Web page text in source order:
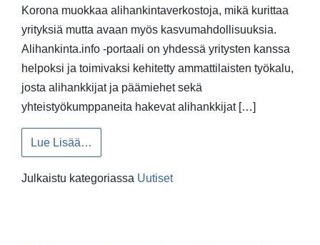
Korona muokkaa alihankintaverkostoja, mikä kurittaa
yrityksiä mutta avaan myös kasvumahdollisuuksia.
Alihankinta.info -portaali on yhdessä yritysten kanssa
helpoksi ja toimivaksi kehitetty ammattilaisten työkalu,
josta alihankkijat ja päämiehet sekä
yhteistyökumppaneita hakevat alihankkijat […]
Lue Lisää…
Julkaistu kategoriassa Uutiset